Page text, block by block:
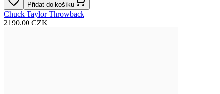
Přidat do košíku
Chuck Taylor Throwback
2190.00 CZK